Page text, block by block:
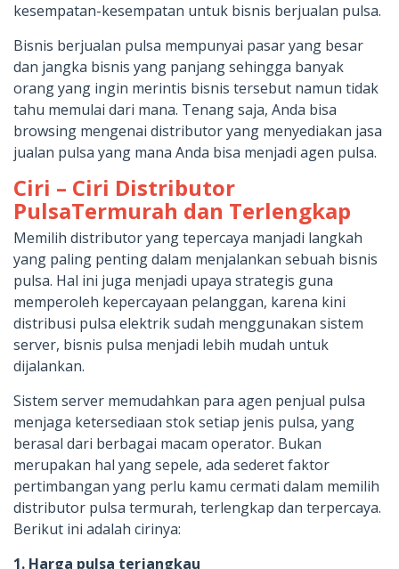
kesempatan-kesempatan untuk bisnis berjualan pulsa.
Bisnis berjualan pulsa mempunyai pasar yang besar
dan jangka bisnis yang panjang sehingga banyak
orang yang ingin merintis bisnis tersebut namun tidak
tahu memulai dari mana. Tenang saja, Anda bisa
browsing mengenai distributor yang menyediakan jasa
jualan pulsa yang mana Anda bisa menjadi agen pulsa.
Ciri – Ciri Distributor
PulsaTermurah dan Terlengkap
Memilih distributor yang tepercaya manjadi langkah
yang paling penting dalam menjalankan sebuah bisnis
pulsa. Hal ini juga menjadi upaya strategis guna
memperoleh kepercayaan pelanggan, karena kini
distribusi pulsa elektrik sudah menggunakan sistem
server, bisnis pulsa menjadi lebih mudah untuk
dijalankan.
Sistem server memudahkan para agen penjual pulsa
menjaga ketersediaan stok setiap jenis pulsa, yang
berasal dari berbagai macam operator. Bukan
merupakan hal yang sepele, ada sederet faktor
pertimbangan yang perlu kamu cermati dalam memilih
distributor pulsa termurah, terlengkap dan terpercaya.
Berikut ini adalah cirinya:
1. Harga pulsa terjangkau